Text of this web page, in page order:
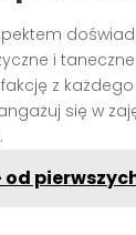
i
z
się w
od